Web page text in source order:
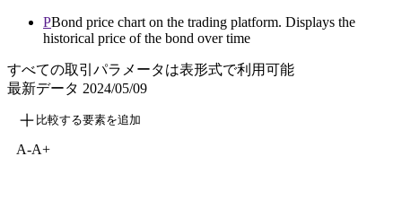
PBond price chart on the trading platform. Displays the
historical price of the bond over time
すべての取引パラメータは表形式で利用可能
最新データ 2024/05/09
比較する要素を追加